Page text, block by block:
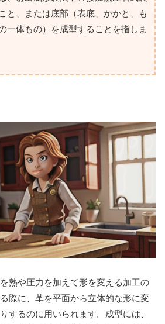
と、または底部（表底、かかと、も
一体もの）を成型することを指しま
を熱や圧力を加えて形を変える加工の
際に、革を平面から立体的な形に変
するのに用いられます。成型には、